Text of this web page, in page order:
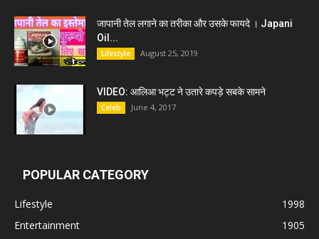
जापानी तेल लगाने का तरीका और उसके फायदे । Japani
Oil...
Lifestyle August 25, 2019
VIDEO: आलिआ भट्ट ने उतारे कपड़े सबके सामने
Celeb June 4, 2017
POPULAR CATEGORY
Lifestyle
1998
Entertainment
1905